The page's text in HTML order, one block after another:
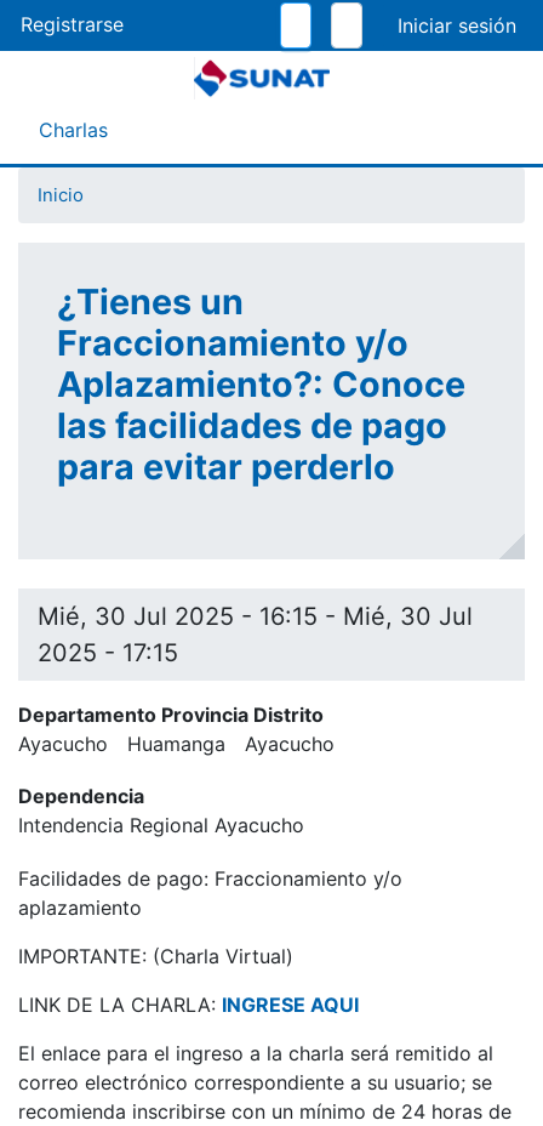
al
contenido
Registrarse
Menú Asistente
Charlas
Inicio
¿Tienes un
Fraccionamiento y/o
Aplazamiento?: Conoce
las facilidades de pago
para evitar perderlo
Mié, 30 Jul 2025 - 16:15 - Mié, 30 Jul
2025 - 17:15
Departamento Provincia Distrito
Ayacucho
Huamanga Ayacucho
Dependencia
Intendencia Regional Ayacucho
Facilidades de pago: Fraccionamiento y/o
aplazamiento
IMPORTANTE: (Charla Virtual)
LINK DE LA CHARLA: INGRESE AQUI
El enlace para el ingreso a la charla será remitido al
correo electrónico correspondiente a su usuario; se
recomienda inscribirse con un mínimo de 24 horas de